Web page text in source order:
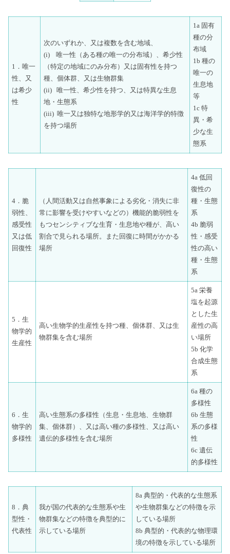
1．唯一
性、又
は希少
性
次のいずれか、又は複数を含む地域、
(i) 唯一性（ある種の唯一の分布域）、希少性
（特定の地域にのみ分布）又は固有性を持つ
種、個体群、又は生物群集
(ii) 唯一性、希少性を持つ、又は特異な生息
地・生態系
(iii) 唯一又は独特な地形学的又は海洋学的特徴
を持つ場所
1a 固有
種の分
布域
1b 種の
唯一の
生息地
等
1c 特
異・希
少な生
態系
4．脆
弱性、
感受性
又は低
回復性
（人間活動又は自然事象による劣化・消失に非
常に影響を受けやすいなどの）機能的脆弱性を
もつセンシティブな生育・生息地や種が、高い
割合で見られる場所。また回復に時間がかかる
場所
4a 低回
復性の
種・生態
系
4b 脆弱
性・感受
性の高い
種・生態
系
5．生
物学的
生産性
高い生物学的生産性を持つ種、個体群、又は生
物群集を含む場所
5a 栄養
塩を起源
とした生
産性の高
い場所
5b 化学
合成生態
系
6．生
物学的
多様性
高い生態系の多様性（生息・生息地、生物群
集、個体群）、又は高い種の多様性、又は高い
遺伝的多様性を含む場所
6a 種の
多様性
6b 生態
系の多様
性
6c 遺伝
的多様性
8．典
型性・
代表性
我が国の代表的な生態系や生
物群集などの特徴を典型的に
示している場所
8a 典型的・代表的な生態系
や生物群集などの特徴を示
している場所
8b 典型的・代表的な物理環
境の特徴を示している場所